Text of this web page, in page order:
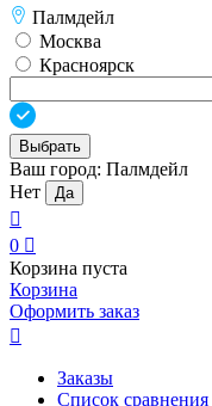
Палмдейл
Москва
Красноярск
Выбрать
Ваш город: Палмдейл
Нет
Да

0 
Корзина пуста
Корзина
Оформить заказ

Заказы
Список сравнения